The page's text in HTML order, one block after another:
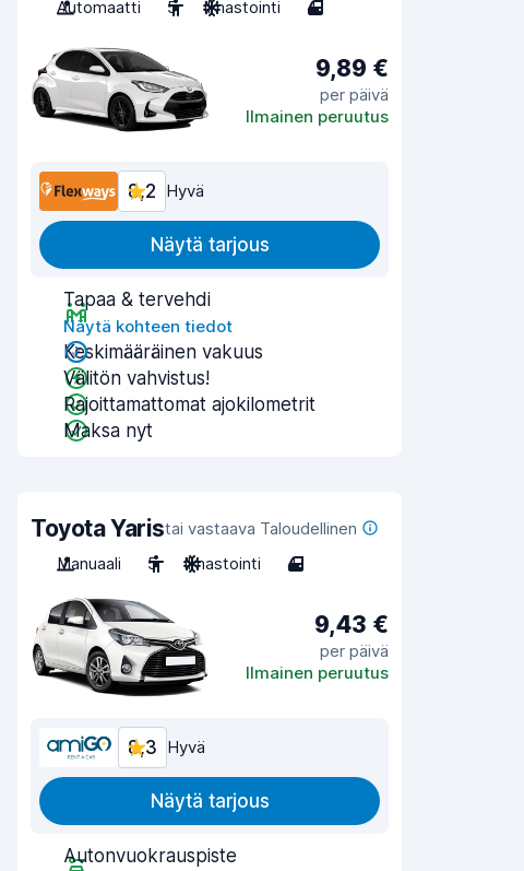
Automaatti
5 Ilmastointi 4
9,89 €
per päivä
Ilmainen peruutus
8,2 Hyvä
Näytä tarjous
Tapaa & tervehdi
Näytä kohteen tiedot
Keskimääräinen vakuus
Välitön vahvistus!
Rajoittamattomat ajokilometrit
Maksa nyt
Toyota Yaristai vastaava Taloudellinen
Manuaali
5 Ilmastointi 4
9,43 €
per päivä
Ilmainen peruutus
8,3 Hyvä
Näytä tarjous
Autonvuokrauspiste